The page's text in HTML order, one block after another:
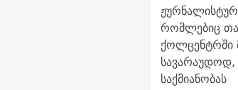
რომლებიც
ქოლცენტრში
სავარაუდოდ,
საქმიანობას